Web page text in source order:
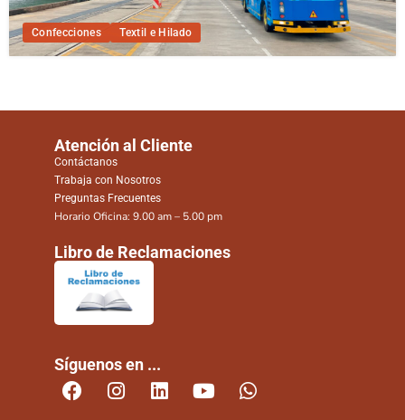
Confecciones Textil e Hilado
Atención al Cliente
Contáctanos
Trabaja con Nosotros
Preguntas Frecuentes
Horario Oficina: 9.00 am – 5.00 pm
Libro de Reclamaciones
Síguenos en ...